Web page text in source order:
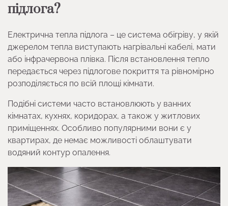
підлога?
Електрична тепла підлога – це система обігріву, у якій
джерелом тепла виступають нагрівальні кабелі, мати
або інфрачервона плівка. Після встановлення тепло
передається через підлогове покриття та рівномірно
розподіляється по всій площі кімнати.
Подібні системи часто встановлюють у ванних
кімнатах, кухнях, коридорах, а також у житлових
приміщеннях. Особливо популярними вони є у
квартирах, де немає можливості облаштувати
водяний контур опалення.